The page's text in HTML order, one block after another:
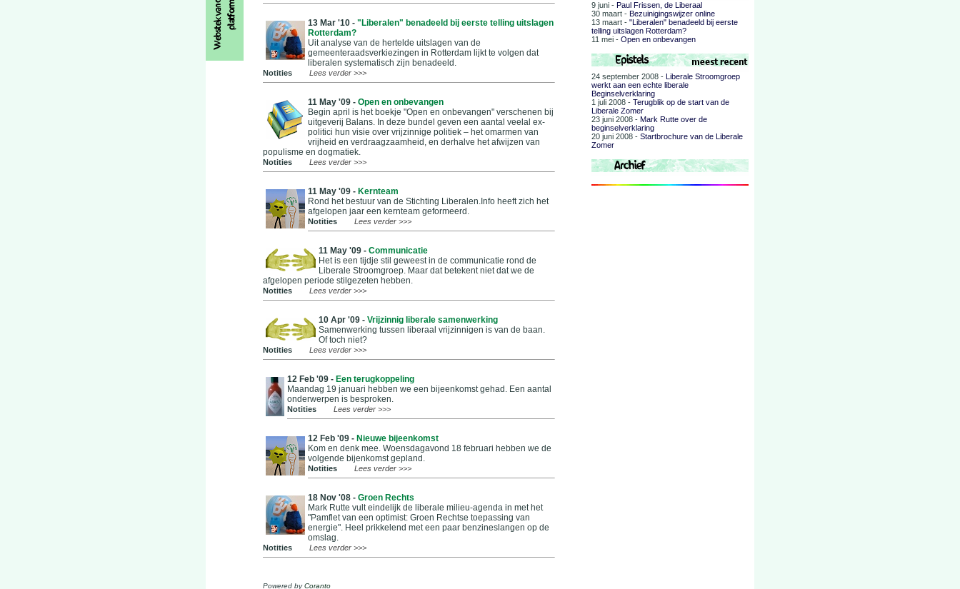
13 Mar '10 - "Liberalen" benadeeld bij eerste telling uitslagen
Rotterdam?
Uit analyse van de hertelde uitslagen van de
gemeenteraadsverkiezingen in Rotterdam lijkt te volgen dat
liberalen systematisch zijn benadeeld.
Notities Lees verder >>>
11 May '09 - Open en onbevangen
Begin april is het boekje "Open en onbevangen" verschenen bij
uitgeverij Balans. In deze bundel geven een aantal veelal ex-
politici hun visie over vrijzinnige politiek – het omarmen van
vrijheid en verdraagzaamheid, en derhalve het afwijzen van
populisme en dogmatiek.
Notities Lees verder >>>
11 May '09 - Kernteam
Rond het bestuur van de Stichting Liberalen.Info heeft zich het
afgelopen jaar een kernteam geformeerd.
Notities Lees verder >>>
11 May '09 - Communicatie
Het is een tijdje stil geweest in de communicatie rond de
Liberale Stroomgroep. Maar dat betekent niet dat we de
afgelopen periode stilgezeten hebben.
Notities Lees verder >>>
10 Apr '09 - Vrijzinnig liberale samenwerking
Samenwerking tussen liberaal vrijzinnigen is van de baan.
Of toch niet?
Notities Lees verder >>>
12 Feb '09 - Een terugkoppeling
Maandag 19 januari hebben we een bijeenkomst gehad. Een aantal
onderwerpen is besproken.
Notities Lees verder >>>
12 Feb '09 - Nieuwe bijeenkomst
Kom en denk mee. Woensdagavond 18 februari hebben we de
volgende bijenkomst gepland.
Notities Lees verder >>>
18 Nov '08 - Groen Rechts
Mark Rutte vult eindelijk de liberale milieu-agenda in met het
"Pamflet van een optimist: Groen Rechtse toepassing van
energie". Heel prikkelend met een paar benzineslangen op de
omslag.
Notities Lees verder >>>
Powered byCoranto
9 juni - Paul Frissen, de Liberaal
30 maart - Bezuinigingswijzer online
13 maart - "Liberalen" benadeeld bij eerste
telling uitslagen Rotterdam?
11 mei - Open en onbevangen
24 september 2008 - Liberale Stroomgroep
werkt aan een echte liberale
Beginselverklaring
1 juli 2008 - Terugblik op de start van de
Liberale Zomer
23 juni 2008 - Mark Rutte over de
beginselverklaring
20 juni 2008 - Startbrochure van de Liberale
Zomer